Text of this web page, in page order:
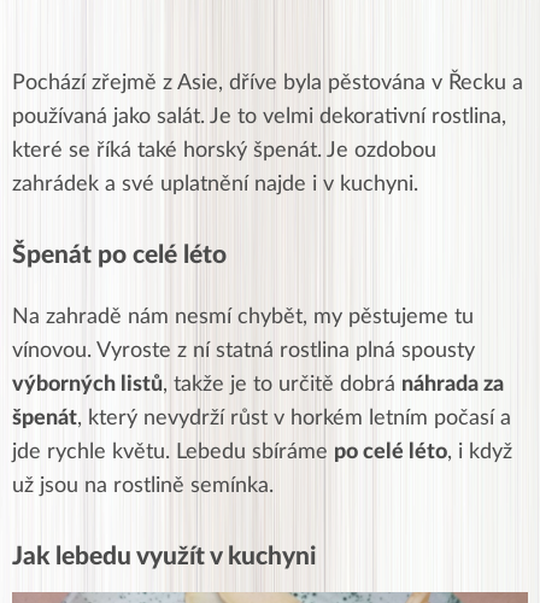
Pochází zřejmě z Asie, dříve byla pěstována v Řecku a
používaná jako salát. Je to velmi dekorativní rostlina,
které se říká také horský špenát. Je ozdobou
zahrádek a své uplatnění najde i v kuchyni.
Špenát po celé léto
Na zahradě nám nesmí chybět, my pěstujeme tu
vínovou. Vyroste z ní statná rostlina plná spousty
výborných listů, takže je to určitě dobrá náhrada za
špenát, který nevydrží růst v horkém letním počasí a
jde rychle květu. Lebedu sbíráme po celé léto, i když
už jsou na rostlině semínka.
Jak lebedu využít v kuchyni